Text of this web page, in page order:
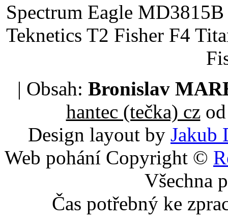
Spectrum Eagle
Teknetics T2 Fisher F4
| Obsah: Bronislav
hantec (tečka) czod
Design layout by Jakub
Web pohání Copyright ©
Všechna
Čas potřebný ke